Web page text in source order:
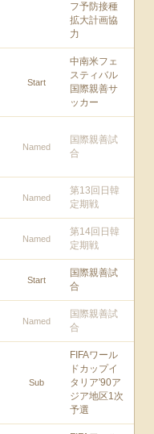
フ予防接種
拡大計画協
力
Start
中南米フェ
スティバル
国際親善サ
ッカー
Named
国際親善試
合
Named
第13回日韓
定期戦
Named
第14回日韓
定期戦
Start
国際親善試
合
Named
国際親善試
合
Sub
FIFAワール
ドカップイ
タリア'90ア
ジア地区1次
予選